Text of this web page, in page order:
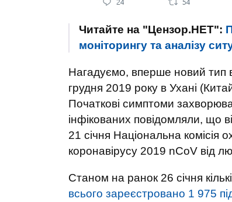
Читайте на "Цензор.НЕТ":
моніторингу та аналізу
Нагадуємо, вперше новий тип
грудня 2019 року в Ухані
Початкові симптоми
інфікованих повідомляли, що
21 січня Національна
коронавірусу 2019 nCoV від
Станом на ранок 26 січня
всього зареєстровано 1 975